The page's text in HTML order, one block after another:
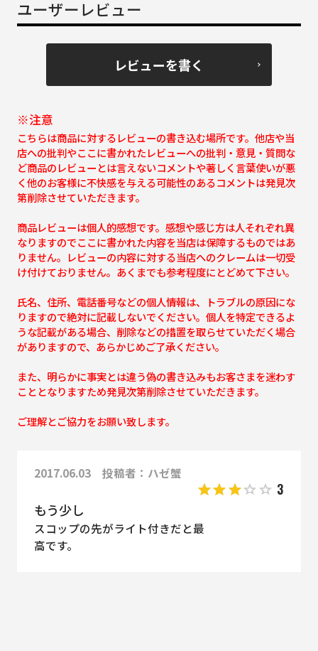
ユーザーレビュー
レビューを書く
※注意
こちらは商品に対するレビューの書き込む場所です。他店や当
店への批判やここに書かれたレビューへの批判・意見・質問な
ど商品のレビューとは言えないコメントや著しく言葉使いが悪
く他のお客様に不快感を与える可能性のあるコメントは発見次
第削除させていただきます。
商品レビューは個人的感想です。感想や感じ方は人それぞれ異
なりますのでここに書かれた内容を当店は保障するものではあ
りません。レビューの内容に対する当店へのクレームは一切受
け付けておりません。あくまでも参考程度にとどめて下さい。
氏名、住所、電話番号などの個人情報は、トラブルの原因にな
りますので絶対に記載しないでください。個人を特定できるよ
うな記載がある場合、削除などの措置を取らせていただく場合
がありますので、あらかじめご了承ください。
また、明らかに事実とは違う偽の書き込みもお客さまを迷わす
こととなりますため発見次第削除させていただきます。
ご理解とご協力をお願い致します。
2017.06.03 投稿者：ハゼ蟹
3
もう少し
スコップの先がライト付きだと最
高です。